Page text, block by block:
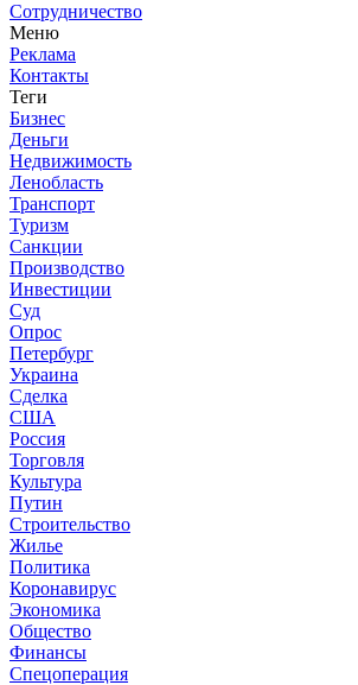
Сотрудничество
Меню
Реклама
Контакты
Теги
Бизнес
Деньги
Недвижимость
Ленобласть
Транспорт
Туризм
Санкции
Производство
Инвестиции
Суд
Опрос
Петербург
Украина
Сделка
США
Россия
Торговля
Культура
Путин
Строительство
Жилье
Политика
Коронавирус
Экономика
Общество
Финансы
Спецоперация